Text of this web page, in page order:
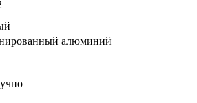
алюминий